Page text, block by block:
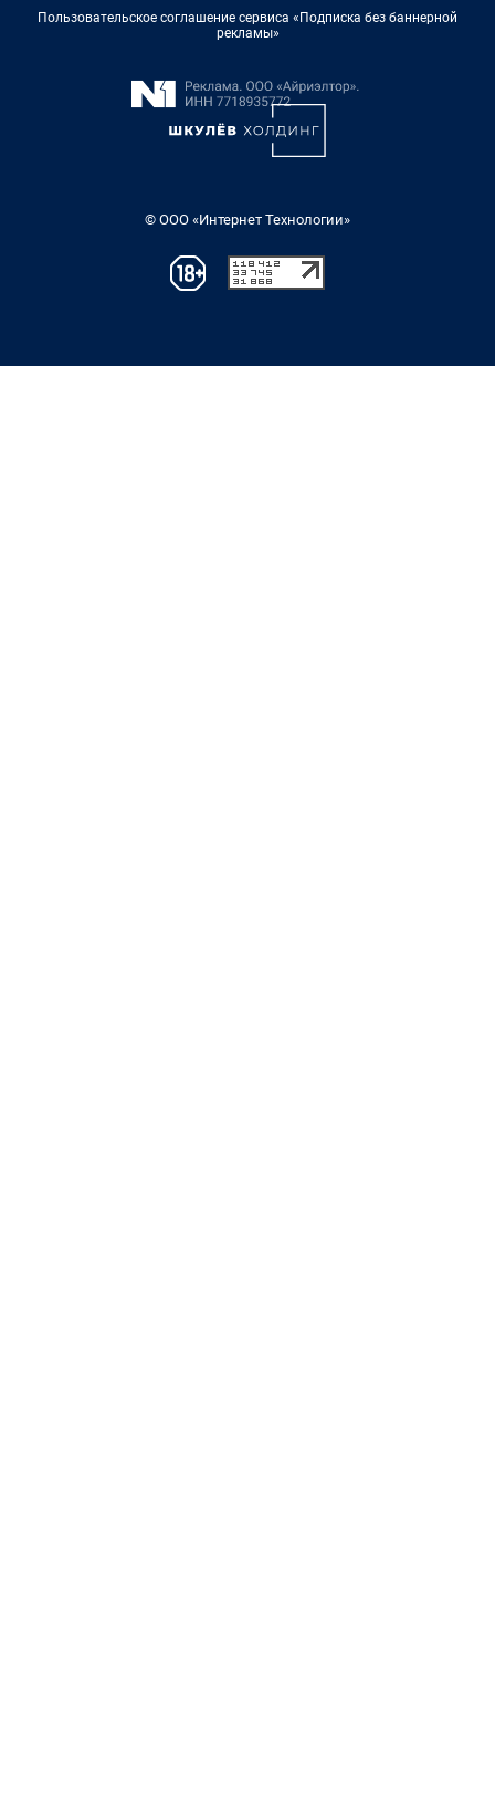
Пользовательское соглашение сервиса «Подписка без баннерной
рекламы»
© ООО «Интернет Технологии»